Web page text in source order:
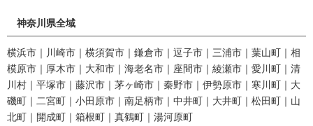
神奈川県全域
横浜市｜川崎市｜横須賀市｜鎌倉市｜逗子市｜三浦市｜葉山町｜相
模原市｜厚木市｜大和市｜海老名市｜座間市｜綾瀬市｜愛川町｜清
川村｜平塚市｜藤沢市｜茅ヶ崎市｜秦野市｜伊勢原市｜寒川町｜大
磯町｜二宮町｜小田原市｜南足柄市｜中井町｜大井町｜松田町｜山
北町｜開成町｜箱根町｜真鶴町｜湯河原町